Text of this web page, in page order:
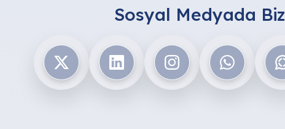
Sosyal Medyada Biz